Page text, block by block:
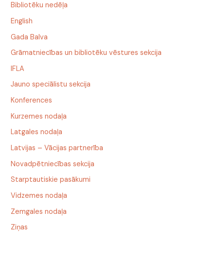
Bibliotēku nedēļa
English
Gada Balva
Grāmatniecības un bibliotēku vēstures sekcija
IFLA
Jauno speciālistu sekcija
Konferences
Kurzemes nodaļa
Latgales nodaļa
Latvijas – Vācijas partnerība
Novadpētniecības sekcija
Starptautiskie pasākumi
Vidzemes nodaļa
Zemgales nodaļa
Ziņas